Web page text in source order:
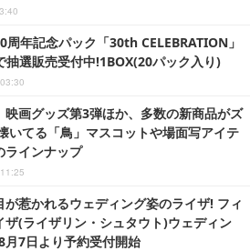
周年記念パック「30th CELEBRATION」
選販売受付中!1BOX(20パック入り)
映画グッズ第3弾ほか、多数の新商品がズ
いてる「鳥」マスコットや場面写アイテ
ラインナップ
が惹かれるウェディング姿のライザ! フィ
ザ(ライザリン・シュタウト)ウェディン
7日より予約受付開始